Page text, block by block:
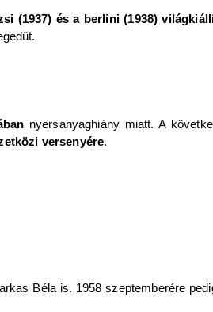
(1937) és a berlini (1938)
nyersanyaghiány miatt. A
versenyére.
Béla is. 1958 szeptemberére